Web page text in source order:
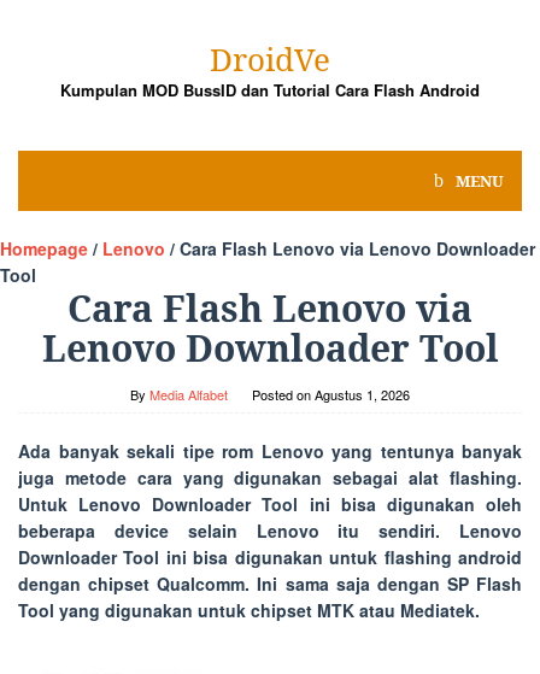
DroidVe
Kumpulan MOD BussID dan Tutorial Cara Flash Android
MENU
Homepage / Lenovo / Cara Flash Lenovo via Lenovo Downloader
Tool
Cara Flash Lenovo via
Lenovo Downloader Tool
By Media Alfabet Posted onAgustus 1, 2026
Ada banyak sekali tipe rom Lenovo yang tentunya banyak
juga metode cara yang digunakan sebagai alat flashing.
Untuk Lenovo Downloader Tool ini bisa digunakan oleh
beberapa device selain Lenovo itu sendiri. Lenovo
Downloader Tool ini bisa digunakan untuk flashing android
dengan chipset Qualcomm. Ini sama saja dengan SP Flash
Tool yang digunakan untuk chipset MTK atau Mediatek.